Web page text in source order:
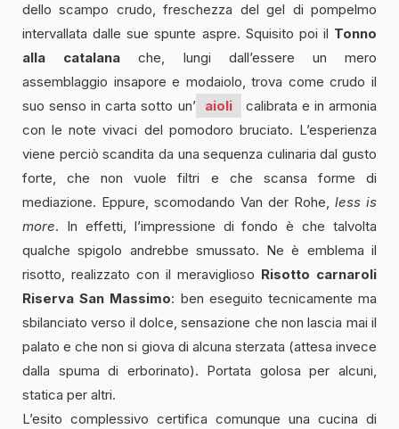
dello scampo crudo, freschezza del gel di pompelmo
intervallata dalle sue spunte aspre. Squisito poi il Tonno
alla catalana che, lungi dall’essere un mero
assemblaggio insapore e modaiolo, trova come crudo il
suo senso in carta sotto un’
aioli
calibrata e in armonia
con le note vivaci del pomodoro bruciato. L’esperienza
viene perciò scandita da una sequenza culinaria dal gusto
forte, che non vuole filtri e che scansa forme di
mediazione. Eppure, scomodando Van der Rohe, less is
more. In effetti, l’impressione di fondo è che talvolta
qualche spigolo andrebbe smussato. Ne è emblema il
risotto, realizzato con il meraviglioso Risotto carnaroli
Riserva San Massimo: ben eseguito tecnicamente ma
sbilanciato verso il dolce, sensazione che non lascia mai il
palato e che non si giova di alcuna sterzata (attesa invece
dalla spuma di erborinato). Portata golosa per alcuni,
statica per altri.
L’esito complessivo certifica comunque una cucina di